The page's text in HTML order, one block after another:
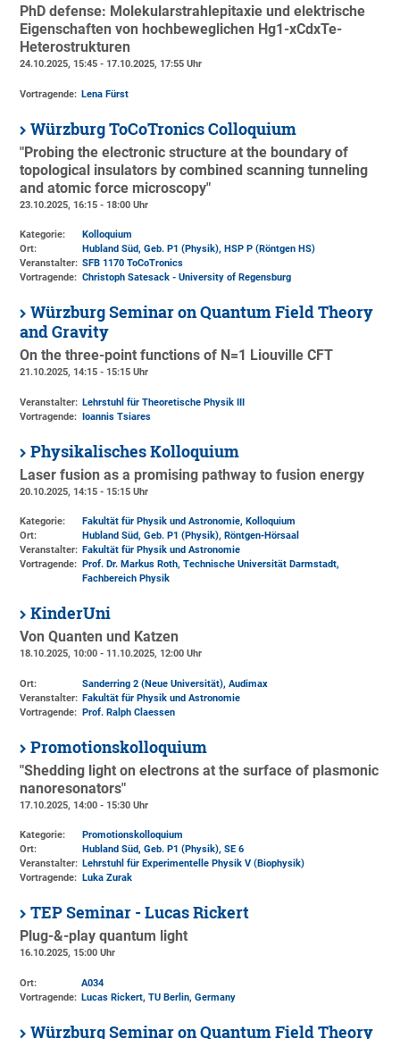
PhD defense: Molekularstrahlepitaxie und elektrische
Eigenschaften von hochbeweglichen Hg1-xCdxTe-
Heterostrukturen
24.10.2025, 15:45 - 17.10.2025, 17:55 Uhr
Vortragende: Lena Fürst
Würzburg ToCoTronics Colloquium
"Probing the electronic structure at the boundary of
topological insulators by combined scanning tunneling
and atomic force microscopy"
23.10.2025, 16:15 - 18:00 Uhr
Kategorie:
Kolloquium
Ort:
Hubland Süd, Geb. P1 (Physik), HSP P (Röntgen HS)
Veranstalter: SFB 1170 ToCoTronics
Vortragende: Christoph Satesack - University of Regensburg
Würzburg Seminar on Quantum Field Theory
and Gravity
On the three-point functions of N=1 Liouville CFT
21.10.2025, 14:15 - 15:15 Uhr
Veranstalter: Lehrstuhl für Theoretische Physik III
Vortragende: Ioannis Tsiares
Physikalisches Kolloquium
Laser fusion as a promising pathway to fusion energy
20.10.2025, 14:15 - 15:15 Uhr
Kategorie:
Fakultät für Physik und Astronomie, Kolloquium
Ort:
Hubland Süd, Geb. P1 (Physik), Röntgen-Hörsaal
Veranstalter: Fakultät für Physik und Astronomie
Vortragende:
Prof. Dr. Markus Roth, Technische Universität Darmstadt,
Fachbereich Physik
KinderUni
Von Quanten und Katzen
18.10.2025, 10:00 - 11.10.2025, 12:00 Uhr
Ort: Sanderring 2 (Neue Universität), Audimax
Veranstalter: Fakultät für Physik und Astronomie
Vortragende: Prof. Ralph Claessen
Promotionskolloquium
"Shedding light on electrons at the surface of plasmonic
nanoresonators"
17.10.2025, 14:00 - 15:30 Uhr
Kategorie:
Promotionskolloquium
Ort:
Hubland Süd, Geb. P1 (Physik), SE 6
Veranstalter: Lehrstuhl für Experimentelle Physik V (Biophysik)
Vortragende:
Luka Zurak
TEP Seminar - Lucas Rickert
Plug-&-play quantum light
16.10.2025, 15:00 Uhr
Ort:
A034
Vortragende: Lucas Rickert, TU Berlin, Germany
Würzburg Seminar on Quantum Field Theory